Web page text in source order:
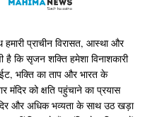
प्राचीन विरासत, आस्था और
है कि सृजन शक्ति हमेशा विनाशकारी
भक्ति का ताप और भारत के
मंदिर को क्षति पहुंचाने का प्रयास
और अधिक भव्यता के साथ उठ खड़ा